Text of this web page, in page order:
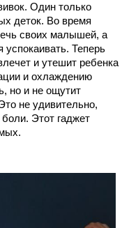
Один только
деток. Во время
своих малышей, а
успокаивать. Теперь
и утешит ребенка
и охлаждению
но и не ощутит
не удивительно,
Этот гаджет